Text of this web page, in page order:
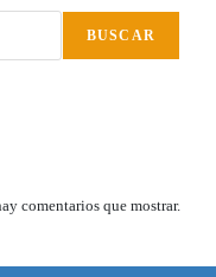
BUSCAR
comentarios que mostrar.